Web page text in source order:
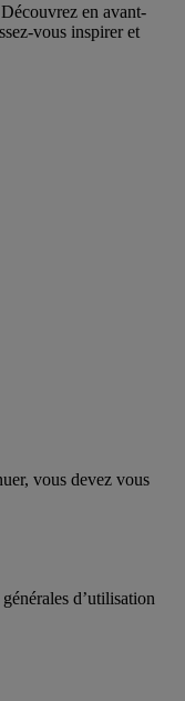
en avant-
vous inspirer et
vous devez vous
d’utilisation